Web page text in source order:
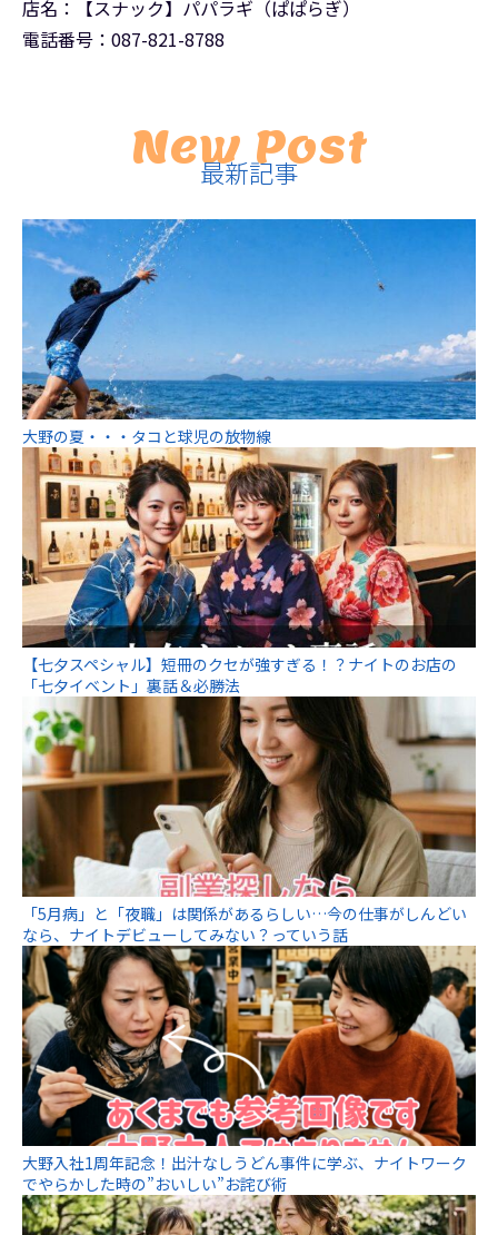
店名：【スナック】パパラギ（ぱぱらぎ）
電話番号：087-821-8788
New Post
最新記事
大野の夏・・・タコと球児の放物線
【七夕スペシャル】短冊のクセが強すぎる！？ナイトのお店の
「七夕イベント」裏話＆必勝法
「5月病」と「夜職」は関係があるらしい…今の仕事がしんどい
なら、ナイトデビューしてみない？っていう話
大野入社1周年記念！出汁なしうどん事件に学ぶ、ナイトワーク
でやらかした時の”おいしい”お詫び術